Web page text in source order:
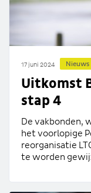
17 juni 2024 Nieuws
Uitkomst
stap 4
De vakbonden,
het voorlopige
reorganisatie
te worden